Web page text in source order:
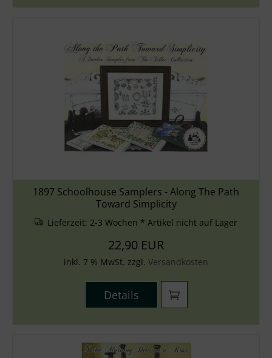
1897 Schoolhouse Samplers - Along The Path
Toward Simplicity
Lieferzeit: 2-3 Wochen * Artikel nicht auf Lager
22,90 EUR
inkl. 7 % MwSt. zzgl. Versandkosten
Details